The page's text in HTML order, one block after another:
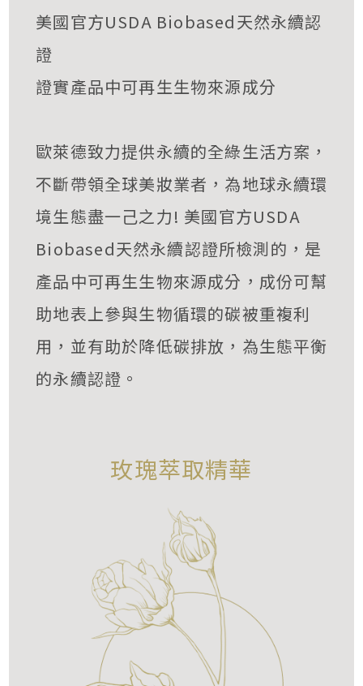
美國官方USDA Biobased天然永續認
證
證實產品中可再生生物來源成分
歐萊德致力提供永續的全綠生活方案，
不斷帶領全球美妝業者，為地球永續環
境生態盡一己之力! 美國官方USDA
Biobased天然永續認證所檢測的，是
產品中可再生生物來源成分，成份可幫
助地表上參與生物循環的碳被重複利
用，並有助於降低碳排放，為生態平衡
的永續認證。
玫瑰萃取精華